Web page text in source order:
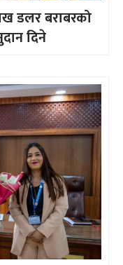
डलर बराबरको
दिने